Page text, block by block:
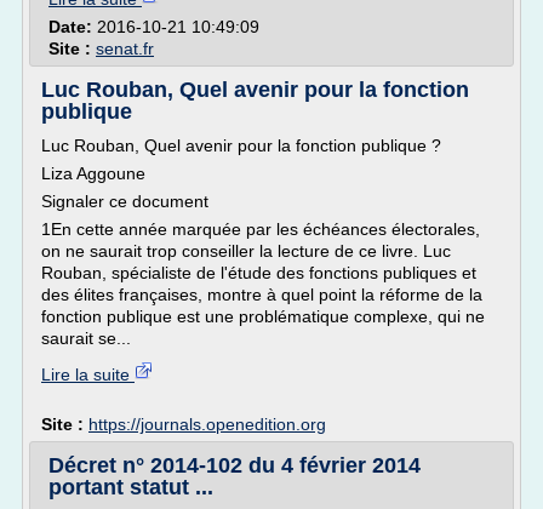
Date: 2016-10-21 10:49:09
Site : senat.fr
Luc Rouban, Quel avenir pour la fonction
publique
Luc Rouban, Quel avenir pour la fonction publique ?
Liza Aggoune
Signaler ce document
1En cette année marquée par les échéances électorales,
on ne saurait trop conseiller la lecture de ce livre. Luc
Rouban, spécialiste de l'étude des fonctions publiques et
des élites françaises, montre à quel point la réforme de la
fonction publique est une problématique complexe, qui ne
saurait se...
Lire la suite
Site : https://journals.openedition.org
Décret n° 2014-102 du 4 février 2014
portant statut ...